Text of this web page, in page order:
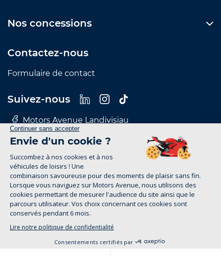
Nos concessions
Contactez-nous
Formulaire de contact
Suivez-nous
Motors Avenue Landivisiau
Motors Avenue Le Mans
Motors Avenue Rennes
Motors Avenue Tours